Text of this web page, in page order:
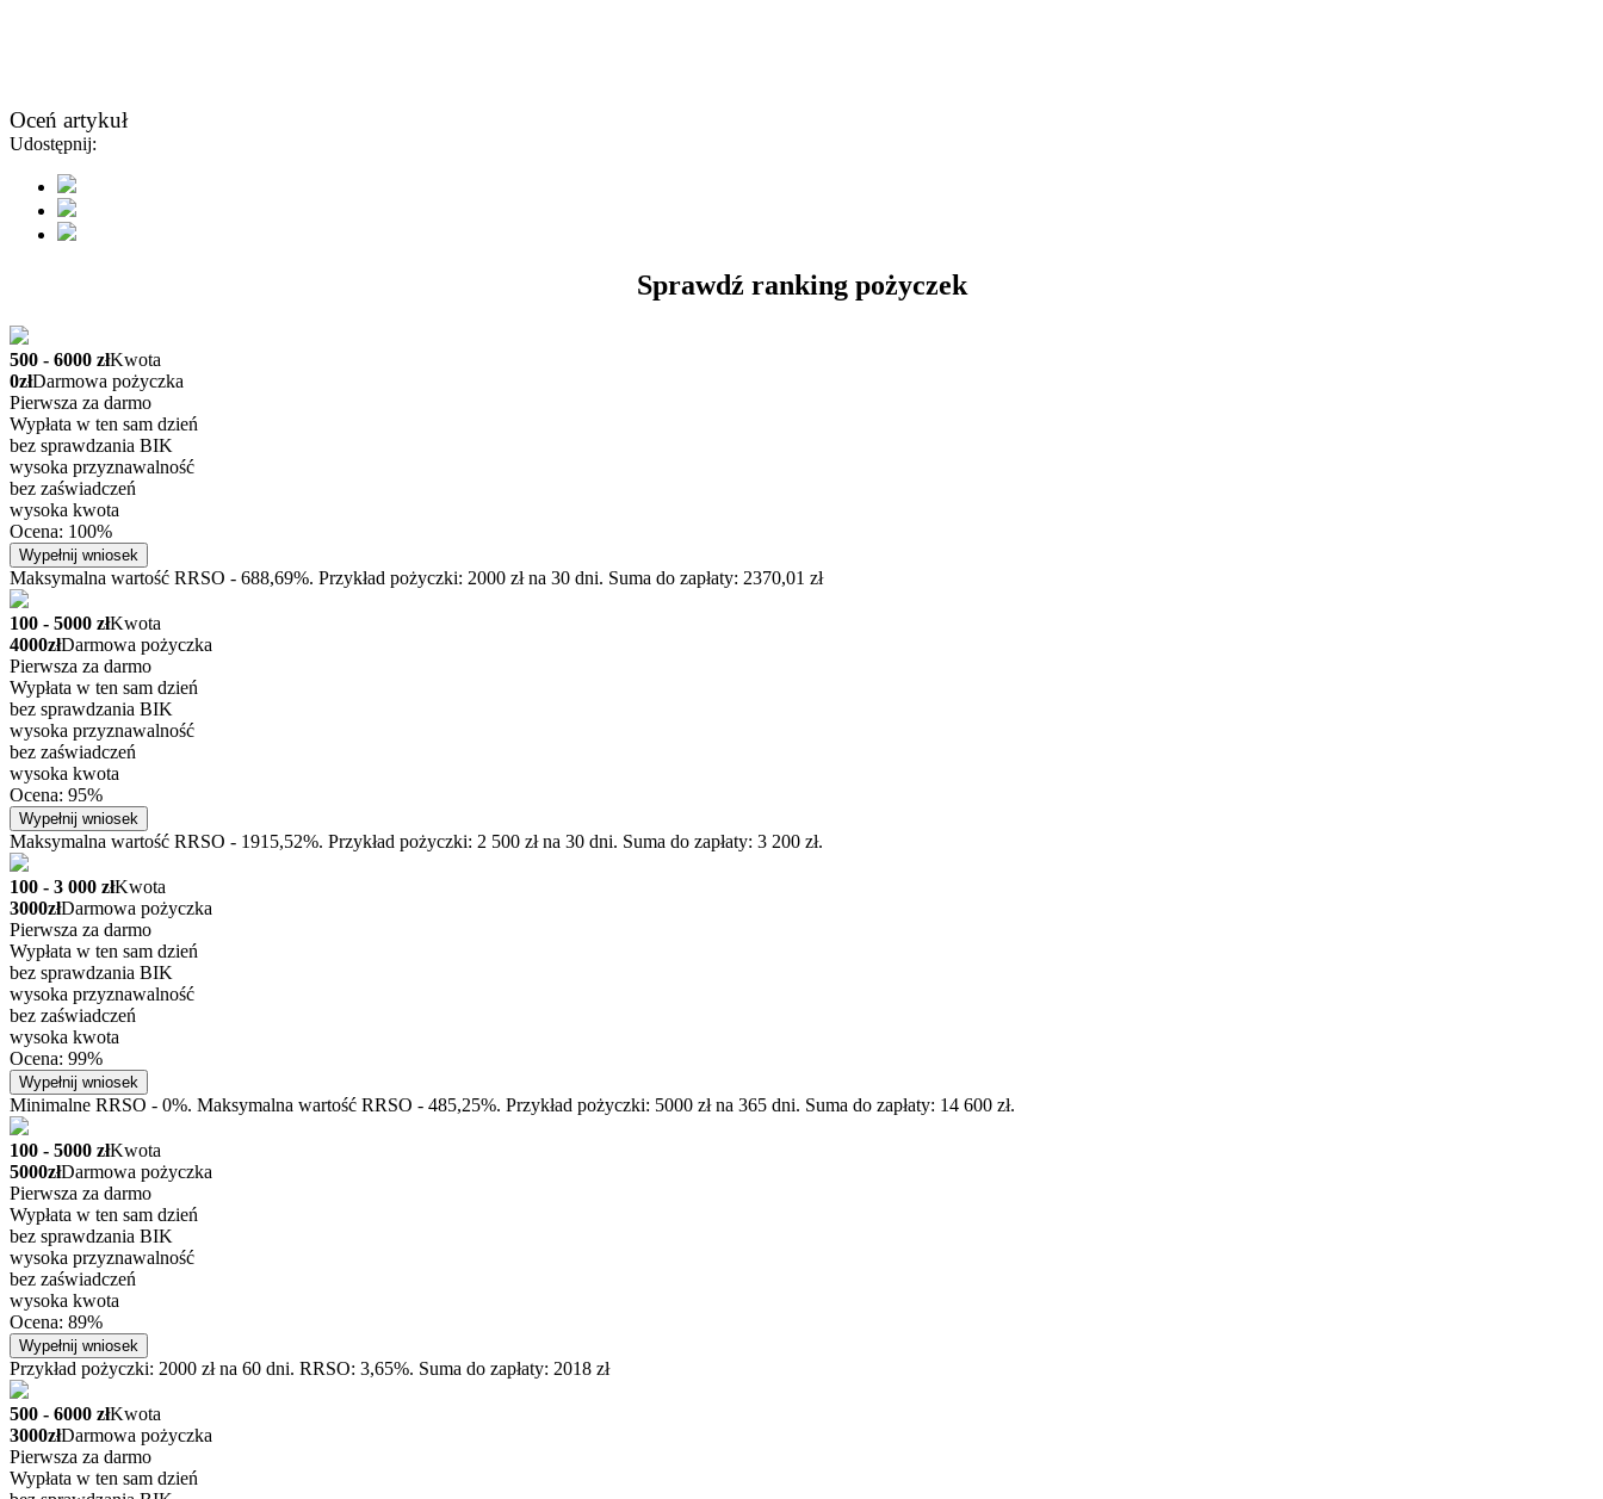
Oceń artykuł
Udostępnij:
Sprawdź ranking pożyczek
500 - 6000 złKwota
0złDarmowa pożyczka
Pierwsza za darmo
Wypłata w ten sam dzień
bez sprawdzania BIK
wysoka przyznawalność
bez zaświadczeń
wysoka kwota
Ocena: 100%
Wypełnij wniosek
Maksymalna wartość RRSO - 688,69%. Przykład pożyczki: 2000 zł na 30 dni. Suma do zapłaty: 2370,01 zł
100 - 5000 złKwota
4000złDarmowa pożyczka
Pierwsza za darmo
Wypłata w ten sam dzień
bez sprawdzania BIK
wysoka przyznawalność
bez zaświadczeń
wysoka kwota
Ocena: 95%
Wypełnij wniosek
Maksymalna wartość RRSO - 1915,52%. Przykład pożyczki: 2 500 zł na 30 dni. Suma do zapłaty: 3 200 zł.
100 - 3 000 złKwota
3000złDarmowa pożyczka
Pierwsza za darmo
Wypłata w ten sam dzień
bez sprawdzania BIK
wysoka przyznawalność
bez zaświadczeń
wysoka kwota
Ocena: 99%
Wypełnij wniosek
Minimalne RRSO - 0%. Maksymalna wartość RRSO - 485,25%. Przykład pożyczki: 5000 zł na 365 dni. Suma do zapłaty: 14 600 zł.
100 - 5000 złKwota
5000złDarmowa pożyczka
Pierwsza za darmo
Wypłata w ten sam dzień
bez sprawdzania BIK
wysoka przyznawalność
bez zaświadczeń
wysoka kwota
Ocena: 89%
Wypełnij wniosek
Przykład pożyczki: 2000 zł na 60 dni. RRSO: 3,65%. Suma do zapłaty: 2018 zł
500 - 6000 złKwota
3000złDarmowa pożyczka
Pierwsza za darmo
Wypłata w ten sam dzień